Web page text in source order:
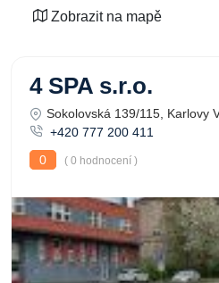
Zobrazit na mapě
4 SPA s.r.o.
Sokolovská 139/115, Karlovy
+420 777 200 411
0
( 0 hodnocení )